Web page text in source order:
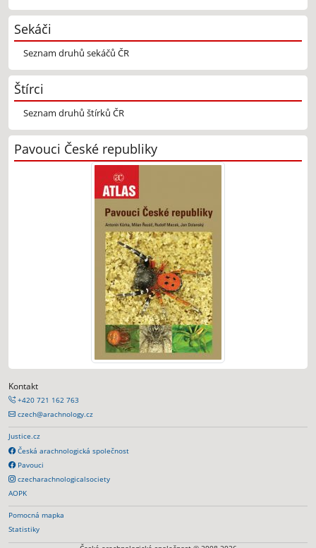
Sekáči
Seznam druhů sekáčů ČR
Štírci
Seznam druhů štírků ČR
Pavouci České republiky
Kontakt
+420 721 162 763
czech@arachnology.cz
Justice.cz
Česká arachnologická společnost
Pavouci
czecharachnologicalsociety
AOPK
Pomocná mapka
Statistiky